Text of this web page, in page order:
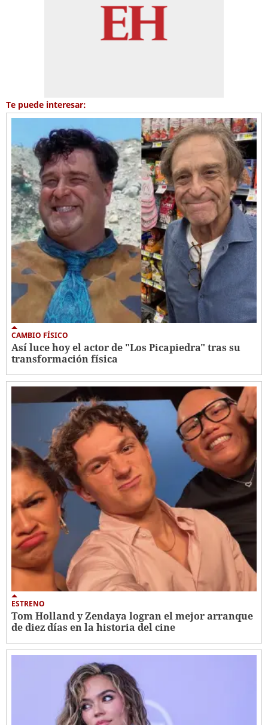
Te puede interesar:
CAMBIO FÍSICO
Así luce hoy el actor de "Los Picapiedra" tras su
transformación física
ESTRENO
Tom Holland y Zendaya logran el mejor arranque
de diez días en la historia del cine